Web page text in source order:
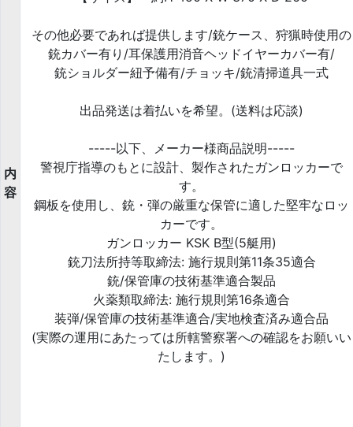
内
容
その他必要であれば提供します/銃ケース、狩猟時使用の
銃カバー有り/耳保護用消音ヘッドイヤーカバー有/
銃ショルダー紐予備有/チョッキ/銃清掃道具一式
出品発送は着払いを希望。(送料は応談)
-----以下、メーカー様商品説明-----
警視庁指導のもとに設計、製作されたガンロッカーで
す。
鋼板を使用し、銃・弾の厳重な保管に適した堅牢なロッ
カーです。
ガンロッカー KSK B型(5艇用)
銃刀法所持等取締法: 施行規則第11条35適合
銃/保管庫の技術基準適合製品
火薬類取締法: 施行規則第16条適合
装弾/保管庫の技術基準適合/実地検査済み適合品
(実際の運用にあたっては所轄警察署への確認をお願いい
たします。)